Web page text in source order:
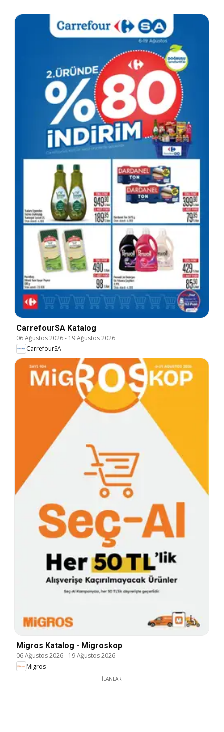
CarrefourSA Katalog
06 Ağustos 2026- 19 Ağustos 2026
CarrefourSA
Migros Katalog - Migroskop
06 Ağustos 2026- 19 Ağustos 2026
Migros
İLANLAR